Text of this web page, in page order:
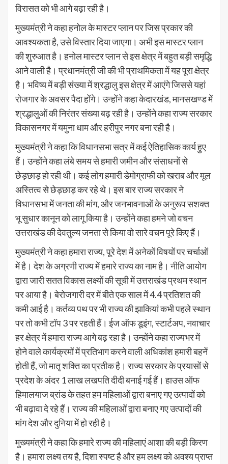
विरासत को भी आगे बढ़ा रही है।
मुख्यमंत्री ने कहा हनोल के मास्टर प्लान पर जिस प्रकार की
आवश्यकता है, उसे विस्तार दिया जाएगा। अभी इस मास्टर प्लान
की शुरुआत है। हनोल मास्टर प्लान से इस क्षेत्र में बहुत बड़ी समृद्धि
आने वाली है। प्रधानमंत्री जी की भी प्राथमिकता में यह पूरा क्षेत्र
है। भविष्य में बड़ी संख्या में श्रद्धालु इस क्षेत्र में आएंगे जिससे यहां
रोजगार के अवसर पैदा होंगे। उन्होंने कहा केदारखंड, मानसखण्ड में
श्रद्धालुओं की निरंतर संख्या बढ़ रही है। उन्होंने कहा राज्य सरकार
विकासनगर में यमुना धाम और हरीपुर नगर बना रही है।
मुख्यमंत्री ने कहा कि विधानसभा सत्र में कई ऐतिहासिक कार्य हुए
हैं। उन्होंने कहा लंबे समय से हमारी जमीन और संसाधनों से
छेड़छाड़ हो रही थी। कई लोग हमारी डेमोग्राफी को खराब और मूल
अस्तित्व से छेड़छाड़ कर रहे थे। इस बार राज्य सरकार ने
विधानसभा में जनता की मांग, और जनभावनाओं के अनुरूप सशक्त
भू सुधार कानून को लागू किया है। उन्होंने कहा हमने जो वचन
उत्तराखंड की देवतुल्य जनता से किया वो सारे वचन पूरे किए हैं।
मुख्यमंत्री ने कहा हमारा राज्य, पूरे देश में अनेकों विषयों पर चर्चाओं
में है। देश के अग्रणी राज्य में हमारे राज्य का नाम है। नीति आयोग
द्वारा जारी सतत विकास लक्ष्यों की सूची में उत्तराखंड प्रथम स्थान
पर आया है। बेरोजगारी दर में बीते एक साल में 4.4 प्रतिशत की
कमी आई है। कर्तव्य पथ पर भी राज्य की झाकियां कभी पहले स्थान
पर तो कभी टॉप 3 पर रहती हैं। ईज ऑफ डूइंग, स्टार्टअप, नवाचार
हर क्षेत्र में हमारा राज्य आगे बढ़ रहा है। उन्होंने कहा राज्यभर में
होने वाले कार्यक्रमों में प्रतिभाग करने वाली अधिकांश हमारी बहनें
होती हैं, जो मातृ शक्ति का प्रतीक है। राज्य सरकार के प्रयासों से
प्रदेश के अंदर 1 लाख लखपति दीदी बनाई गई हैं। हाउस ऑफ
हिमालयाज ब्रांड के तहत हम महिलाओं द्वारा बनाए गए उत्पादों को
भी बढ़ावा दे रहे हैं। राज्य की महिलाओं द्वारा बनाए गए उत्पादों की
मांग देश और दुनिया में हो रही है।
मुख्यमंत्री ने कहा कि हमारे राज्य की महिलाएं आशा की बड़ी किरण
है। हमारा लक्ष्य तय है, दिशा स्पष्ट है और हम लक्ष्य को अवश्य प्राप्त